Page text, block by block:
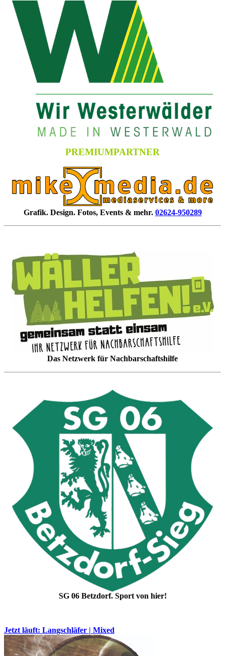
PREMIUMPARTNER
Grafik. Design. Fotos, Events & mehr. 02624-950289
Das Netzwerk für Nachbarschaftshilfe
SG 06 Betzdorf. Sport von hier!
Jetzt läuft: Langschläfer | Mixed